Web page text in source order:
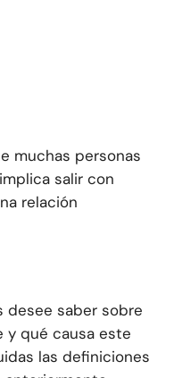
muchas personas
salir con
relación
desee saber sobre
y qué causa este
las definiciones